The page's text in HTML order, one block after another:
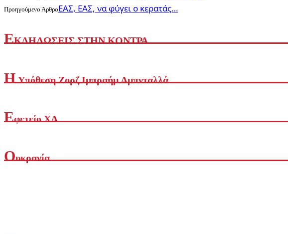
Προηγούμενο ΆρθροΕΑΣ, ΕΑΣ, να φύγει ο κερατάς…
ΕΚΔΗΛΩΣΕΙΣ ΣΤΗΝ ΚΟΝΤΡΑ
ΗYπόθεση Ζορζ Ιμπραήμ Αμπνταλλά
Εφετείο ΧΑ
Ουκρανία